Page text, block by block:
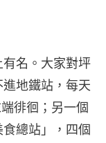
名。大家對坪
地鐵站，每天
徘徊；另一個
總站」，四個